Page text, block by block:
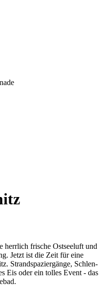
her­rlich frische Ost­seeluft und
Jetzt ist die Zeit für eine
Strand­spaziergänge, Schlen­
Eis oder ein tol­les Event - das